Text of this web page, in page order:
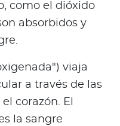
como el dióxido
absorbidos y
viaja
a través de las
corazón. El
la sangre